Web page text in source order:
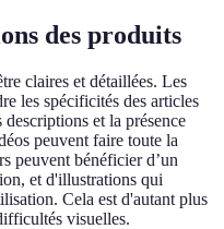
des produits
claires et détaillées. Les
les spécificités des articles
et la présence
peuvent faire toute la
peuvent bénéficier d’un
et d'illustrations qui
Cela est d'autant plus
visuelles.